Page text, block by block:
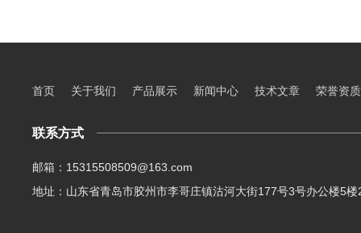
首页 关于我们 产品展示 新闻中心 技术文章 荣誉资质
联系方式
邮箱：15315508509@163.com
地址：山东省青岛市胶州市李哥庄镇沽河大街177号3号办公楼5楼